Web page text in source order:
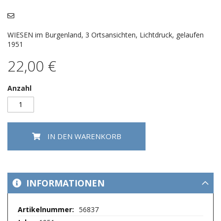
WIESEN im Burgenland, 3 Ortsansichten, Lichtdruck, gelaufen
1951
22,00 €
Anzahl
IN DEN WARENKORB
springen
INFORMATIONEN
Mehr
56837